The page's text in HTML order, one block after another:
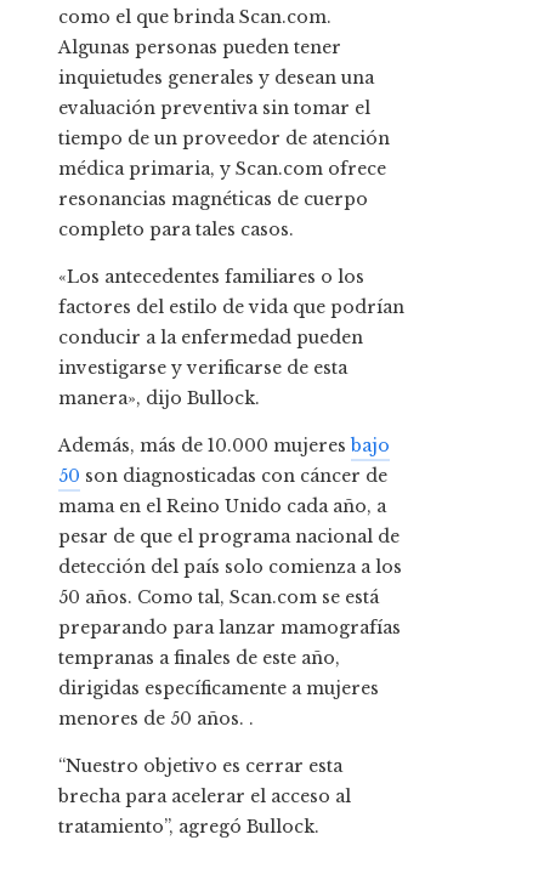
como el que brinda Scan.com.
Algunas personas pueden tener
inquietudes generales y desean una
evaluación preventiva sin tomar el
tiempo de un proveedor de atención
médica primaria, y Scan.com ofrece
resonancias magnéticas de cuerpo
completo para tales casos.
«Los antecedentes familiares o los
factores del estilo de vida que podrían
conducir a la enfermedad pueden
investigarse y verificarse de esta
manera», dijo Bullock.
Además, más de 10.000 mujeres bajo
50 son diagnosticadas con cáncer de
mama en el Reino Unido cada año, a
pesar de que el programa nacional de
detección del país solo comienza a los
50 años. Como tal, Scan.com se está
preparando para lanzar mamografías
tempranas a finales de este año,
dirigidas específicamente a mujeres
menores de 50 años. .
“Nuestro objetivo es cerrar esta
brecha para acelerar el acceso al
tratamiento”, agregó Bullock.